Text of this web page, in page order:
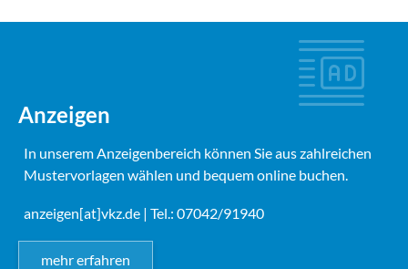
Anzeigen
In unserem Anzeigenbereich können Sie aus zahlreichen
Mustervorlagen wählen und bequem online buchen.
anzeigen[at]vkz.de | Tel.: 07042/91940
mehr erfahren